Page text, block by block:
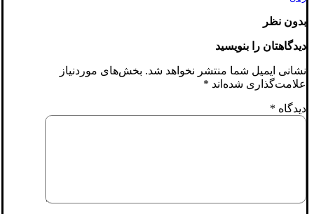
بدون نظر
دیدگاهتان را بنویسید
نشانی ایمیل شما منتشر نخواهد شد. بخش‌های موردنیاز
علامت‌گذاری شده‌اند *
دیدگاه *